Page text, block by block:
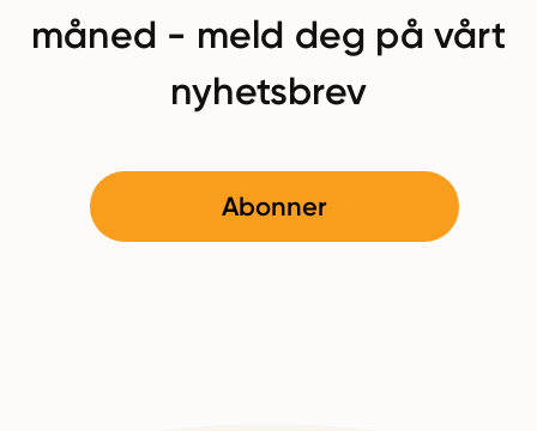
måned - meld deg på vårt
nyhetsbrev
Abonner